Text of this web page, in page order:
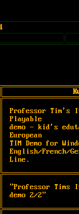
Professor Tim's
Playable
demo - kid's
European
TIM Demo for
English/French/
Line.
"Professor Tims
demo 2/2"